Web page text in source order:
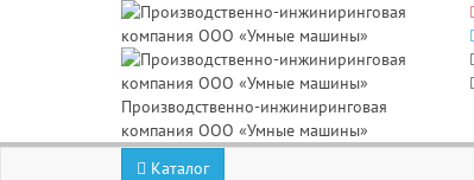
Производственно-инжиниринговая
компания ООО «Умные машины»
Каталог